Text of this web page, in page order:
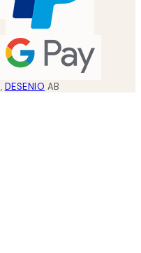
, DESENIO AB